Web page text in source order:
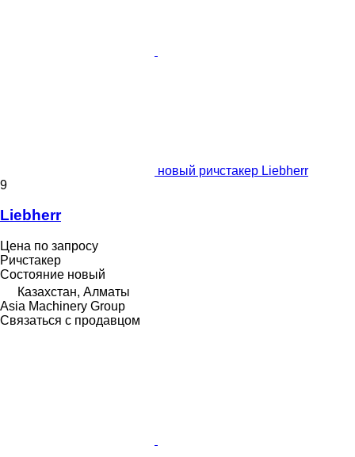
новый ричстакер Liebherr
9
Liebherr
Цена по запросу
Ричстакер
Состояние новый
Казахстан, Алматы
Asia Machinery Group
Связаться с продавцом